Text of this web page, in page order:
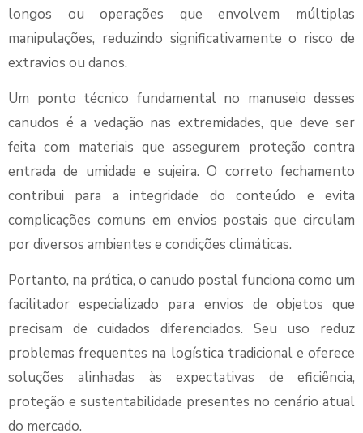
longos ou operações que envolvem múltiplas
manipulações, reduzindo significativamente o risco de
extravios ou danos.
Um ponto técnico fundamental no manuseio desses
canudos é a vedação nas extremidades, que deve ser
feita com materiais que assegurem proteção contra
entrada de umidade e sujeira. O correto fechamento
contribui para a integridade do conteúdo e evita
complicações comuns em envios postais que circulam
por diversos ambientes e condições climáticas.
Portanto, na prática, o canudo postal funciona como um
facilitador especializado para envios de objetos que
precisam de cuidados diferenciados. Seu uso reduz
problemas frequentes na logística tradicional e oferece
soluções alinhadas às expectativas de eficiência,
proteção e sustentabilidade presentes no cenário atual
do mercado.